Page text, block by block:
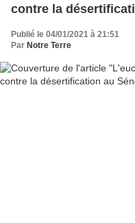
contre la
Publié le 04/01/2021 à 21:51
Par Notre Terre